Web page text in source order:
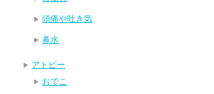
頭痛や吐き気
鼻水
アトピー
おでこ